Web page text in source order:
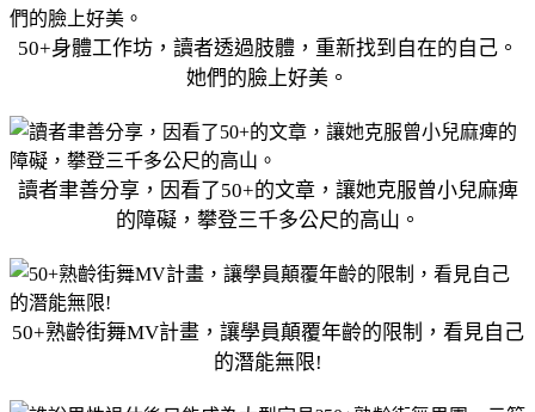
50+身體工作坊，讀者透過肢體，重新找到自在的自己。
她們的臉上好美。
讀者聿善分享，因看了50+的文章，讓她克服曾小兒麻痺
的障礙，攀登三千多公尺的高山。
50+熟齡街舞MV計畫，讓學員顛覆年齡的限制，看見自己
的潛能無限!